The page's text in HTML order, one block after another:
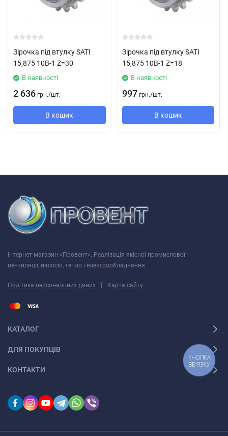
Зірочка під втулку SATI
15,875 10B-1 Z=30
В наявності
2 636 грн./шт.
В кошик
Зірочка під втулку SATI
15,875 10B-1 Z=18
В наявності
997 грн./шт.
В кошик
Інтернет-магазин «Провент». Реалізація якісної промислової
вентиляції, насосів, тепло і електрообладнання
Політика персональних даних | Карта сайту
КАТАЛОГ
ДЛЯ ПОКУПЦІВ
КОНТАКТИ
КНОПКА
ЗВ'ЯЗКУ